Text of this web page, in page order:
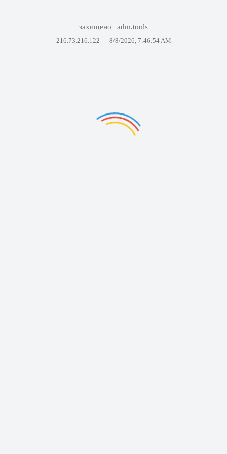
захищено adm.tools
216.73.216.122 — 8/8/2026, 7:46:54 AM